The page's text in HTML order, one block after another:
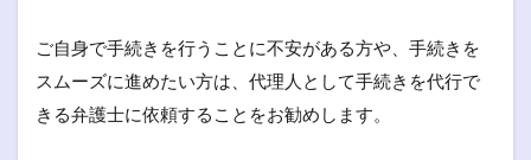
ご自身で手続きを行うことに不安がある方や、手続きを
スムーズに進めたい方は、代理人として手続きを代行で
きる弁護士に依頼することをお勧めします。